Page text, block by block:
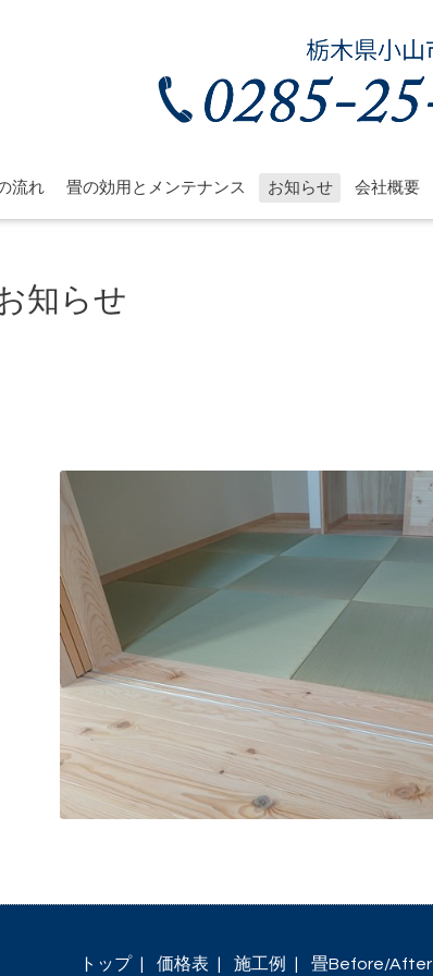
流れ 畳の効用とメンテナンス お知らせ 会社概要
知らせ
トップ 価格表 施工例 畳Before/After